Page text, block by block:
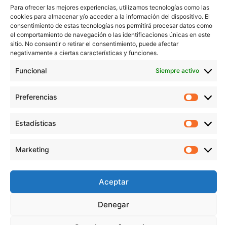
Para ofrecer las mejores experiencias, utilizamos tecnologías como las
cookies para almacenar y/o acceder a la información del dispositivo. El
consentimiento de estas tecnologías nos permitirá procesar datos como
el comportamiento de navegación o las identificaciones únicas en este
sitio. No consentir o retirar el consentimiento, puede afectar
negativamente a ciertas características y funciones.
Funcional Siempre activo
Preferencias
Estadísticas
Marketing
Aceptar
Denegar
derechos reservados |
Política de Privacidad|